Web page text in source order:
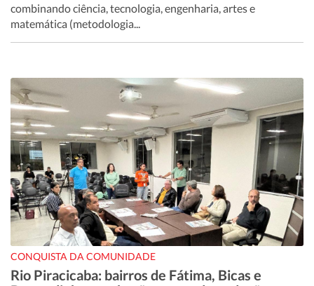
combinando ciência, tecnologia, engenharia, artes e
matemática (metodologia...
CONQUISTA DA COMUNIDADE
Rio Piracicaba: bairros de Fátima, Bicas e